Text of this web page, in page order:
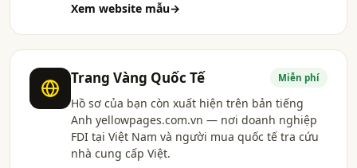
Xem website mẫu→
Trang Vàng Quốc Tế Miễn phí
Hồ sơ của bạn còn xuất hiện trên bản tiếng
Anh yellowpages.com.vn — nơi doanh nghiệp
FDI tại Việt Nam và người mua quốc tế tra cứu
nhà cung cấp Việt.